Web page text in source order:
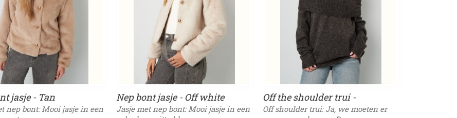
jasje - Tan
nep bont: Mooi jasje in een
Nep bont jasje - Off white
Jasje met nep bont: Mooi jasje in een
Off the shoulder trui -
Donkergrijs
Off shoulder trui: Ja, we moeten er